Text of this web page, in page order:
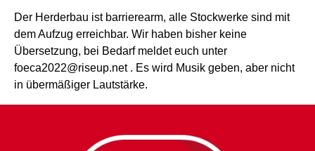
Der Herderbau ist barrierearm, alle Stockwerke sind mit
dem Aufzug erreichbar. Wir haben bisher keine
Übersetzung, bei Bedarf meldet euch unter
foeca2022@riseup.net . Es wird Musik geben, aber nicht
in übermäßiger Lautstärke.